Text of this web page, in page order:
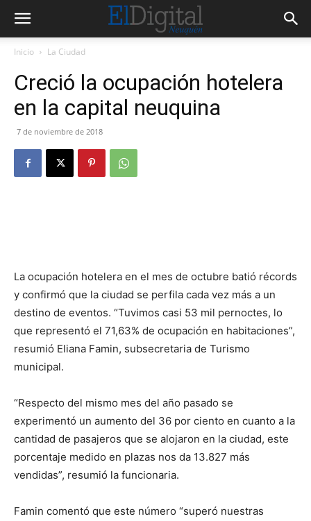
Inicio La Ciudad
Creció la ocupación hotelera
en la capital neuquina
7 de noviembre de 2018
La ocupación hotelera en el mes de octubre batió récords
y confirmó que la ciudad se perfila cada vez más a un
destino de eventos. “Tuvimos casi 53 mil pernoctes, lo
que representó el 71,63% de ocupación en habitaciones”,
resumió Eliana Famin, subsecretaria de Turismo
municipal.
“Respecto del mismo mes del año pasado se
experimentó un aumento del 36 por ciento en cuanto a la
cantidad de pasajeros que se alojaron en la ciudad, este
porcentaje medido en plazas nos da 13.827 más
vendidas”, resumió la funcionaria.
Famin comentó que este número “superó nuestras